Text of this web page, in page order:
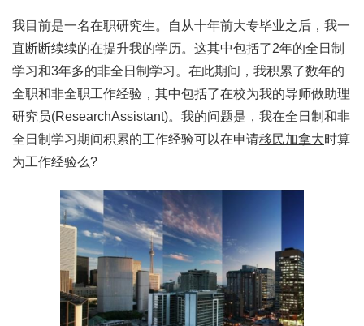
我目前是一名在职研究生。自从十年前大专毕业之后，我一
直断断续续的在提升我的学历。这其中包括了2年的全日制
学习和3年多的非全日制学习。在此期间，我积累了数年的
全职和非全职工作经验，其中包括了在校为我的导师做助理
研究员(ResearchAssistant)。我的问题是，我在全日制和非
全日制学习期间积累的工作经验可以在申请移民加拿大时算
为工作经验么?